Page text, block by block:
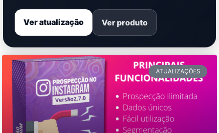
Ver atualização Ver produto
ATUALIZAÇÕES